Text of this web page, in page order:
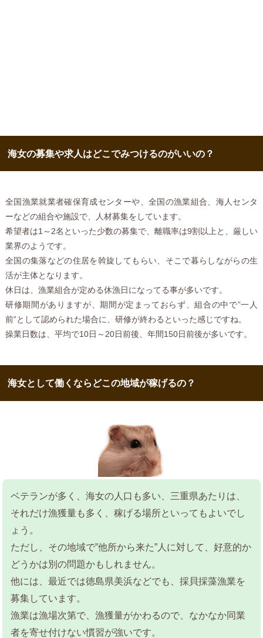
海女の募集や求人はどこでみつけるのがいいの？
全国漁業就業者確保育成センターや、全国の漁業組合、海人センタ
ーなどの組合や施設で、人材募集をしています。
希望者は1～2名といった少数の募集で、離職率は9割以上と、厳しい
業界のようです。
全国の集落などの住居を斡旋してもらい、そこで暮らしながらの生
活が主体となります。
休日は、漁業組合が定める休漁日になってる事が多いです。
研修期間がありますが、期間が定まっておらず、組合の中で”一人
前”として認められた場合に、研修が終わるといった感じですね。
操業日数は、平均で10日～20日前後、年間150日前後が多いです。
海女として働くならどこの地域が稼げるの？
ベテランが多く、海女の人口も多い、三重県あたりは、
それだけ漁獲量も多く、稼げる場所といってもよいでし
ょう。
ただし、その地域で”他所から来た”人に対して、好意的か
どうかは別の問題かもしれません。
他には、最近では徳島県美浜などでも、採貝採藻漁業を
募集しています。
漁業は漁場次第で、漁獲量がかわるので、なかなか同業
者を寄せ付けない慣習が強いです。